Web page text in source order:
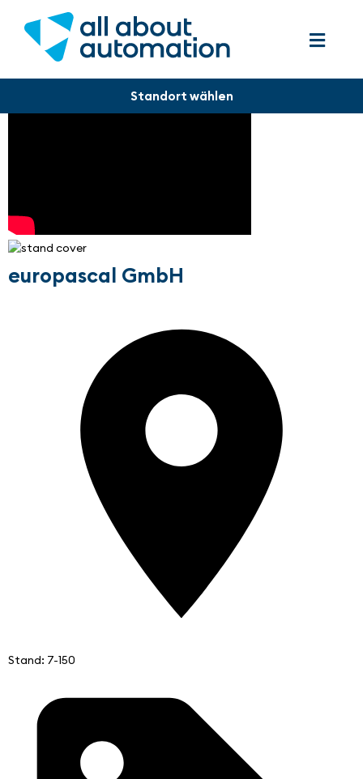
europascal GmbH
Stand: 7-150